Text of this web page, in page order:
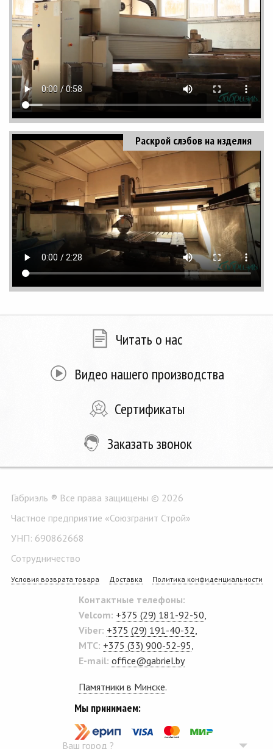
Раскрой слэбов на изделия
Читать о нас
Видео нашего производства
Сертификаты
Заказать звонок
Габриэль ® Все права защищены © 2026
Частное предприятие «Союзгранит Строй»
УНП: 690862668
Сотрудничество
Условия возврата товара Доставка Политика конфиденциальности
Контактные телефоны:
Velcom: +375 (29) 181-92-50
Viber: +375 (29) 191-40-32
MTC: +375 (33) 900-52-95
E-mail: office@gabriel.by
Памятники в Минске.
Мы принимаем:
Ваш город ?